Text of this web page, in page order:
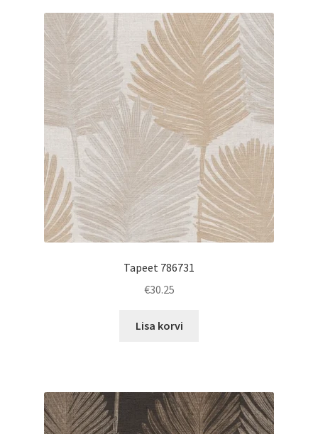
Tapeet 786731
€30.25
Lisa korvi